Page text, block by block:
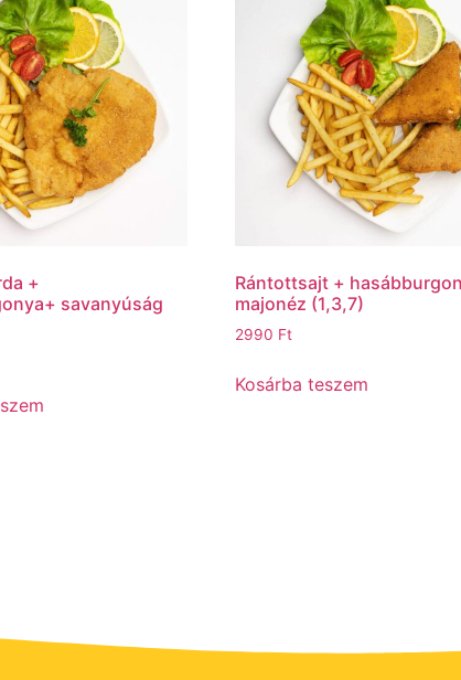
+
savanyúság
Rántottsajt +
majonéz (1,3,7)
2990 Ft
Kosárba teszem